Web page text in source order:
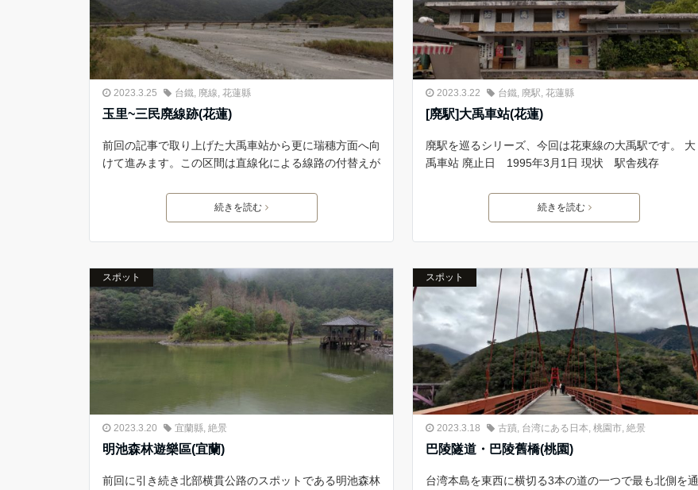
2023.3.25 台鐵, 廃線, 花蓮縣
玉里~三民廃線跡(花蓮)
前回の記事で取り上げた大禹車站から更に瑞穗方面へ向
けて進みます。この区間は直線化による線路の付替えが
続きを読む
2023.3.22 台鐵, 廃駅, 花蓮縣
[廃駅]大禹車站(花蓮)
廃駅を巡るシリーズ、今回は花東線の大禹駅です。 大
禹車站 廃止日 1995年3月1日 現状 駅舎残存
続きを読む
スポット
2023.3.20 宜蘭縣, 絶景
明池森林遊樂區(宜蘭)
前回に引き続き北部横貫公路のスポットである明池森林
スポット
2023.3.18 古蹟, 台湾にある日本, 桃園市, 絶景
巴陵隧道・巴陵舊橋(桃園)
台湾本島を東西に横切る3本の道の一つで最も北側を通